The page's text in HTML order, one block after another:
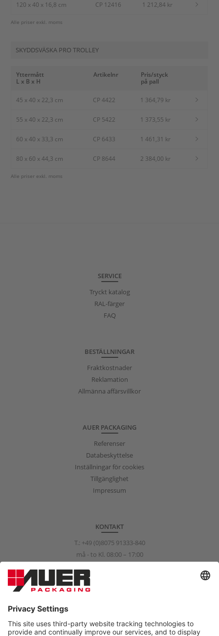
120 x 40 x 16,8 cm CP 12416 1 212,84 kr
Alle priser exkl. moms
SKYDDSVÄSKA PRO TROLLEY
Yttermått
L x B x H
Artikelnr
Pris/styck
på pall
45 x 40 x 22,3 cm CP 4422 1 364,79 kr
55 x 40 x 22,3 cm CP 5422 1 373,55 kr
60 x 40 x 33,3 cm CP 6433 1 461,31 kr
80 x 60 x 44,3 cm CP 8644 2 384,00 kr
Alle priser exkl. moms
SERVICE
Tryckt katalog
RAL-färger
FAQ
BESTÄLLNINGAR
Fraktkostnader
Reklamation
Allmänna affärsvillkor
AUER PACKAGING
Referenser
Databeskyttelse
Inställningar för cookies
Tillgänglighet
Impressum
KONTAKT
T.: +49 (0)8075 91333-840
må - to Kl. 08:00 – 17:00
info@auer-packaging.com